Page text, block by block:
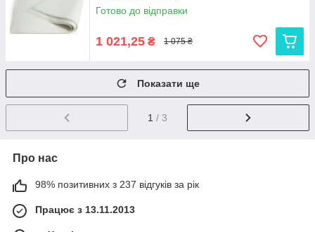
Готово до відправки
1 021,25 ₴ 1 075 ₴
Показати ще
1 / 3
Про нас
98% позитивних з 237 відгуків за рік
Працює з 13.11.2013